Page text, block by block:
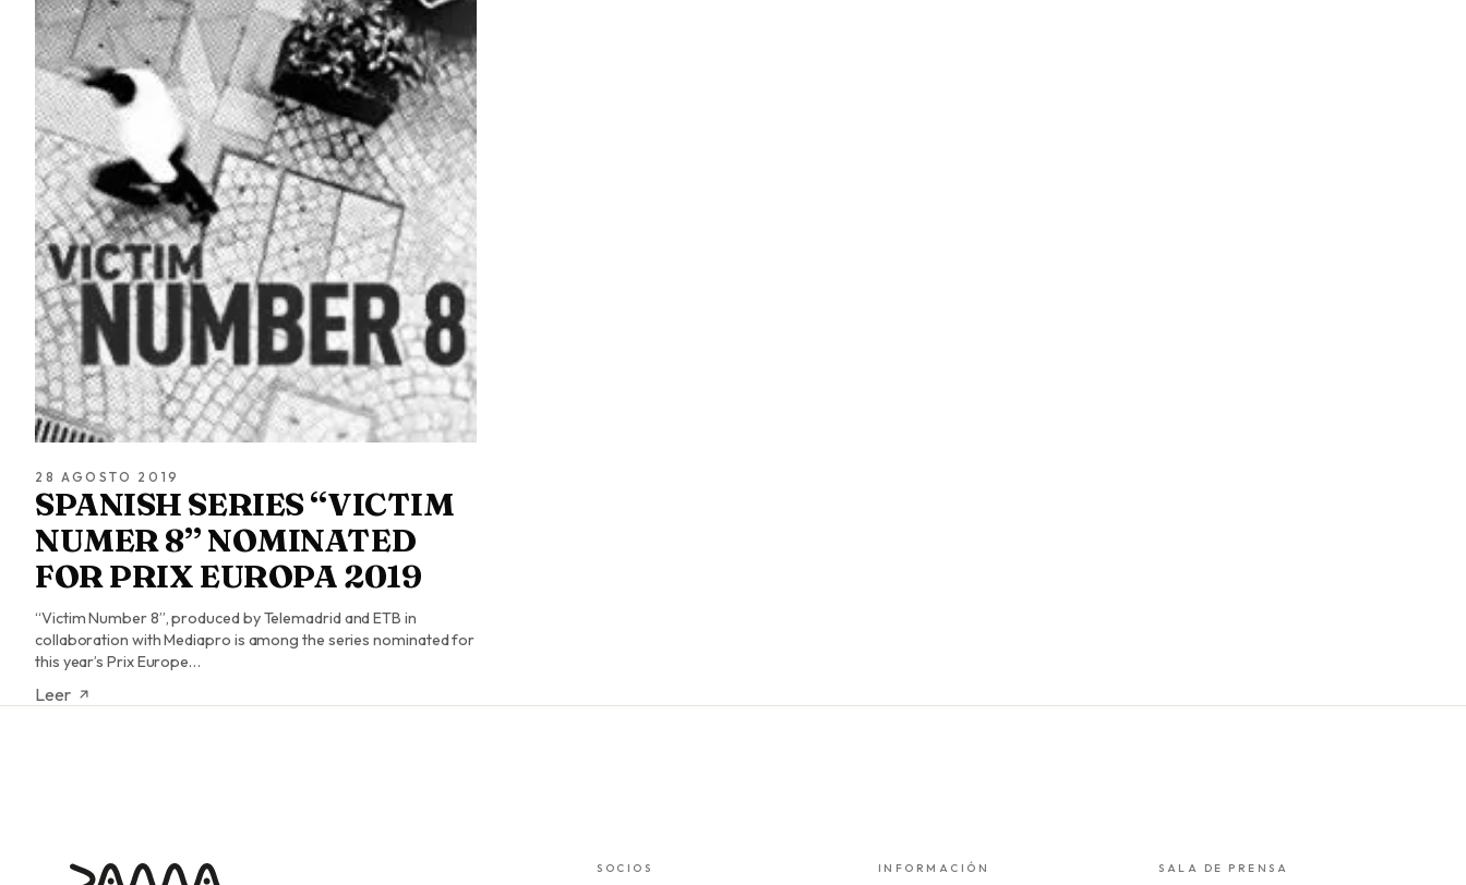
28 AGOSTO 2019
SPANISH SERIES “VICTIM
NUMER 8” NOMINATED
FOR PRIX EUROPA 2019
“Victim Number 8”, produced by Telemadrid and ETB in
collaboration with Mediapro is among the series nominated for
this year’s Prix Europe…
Leer
SOCIOS INFORMACIÓN SALA DE PRENSA